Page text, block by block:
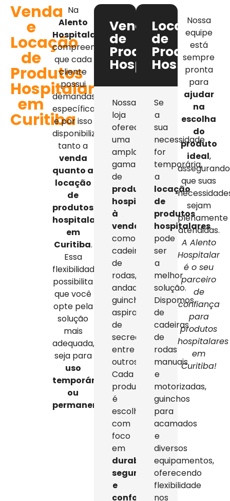
Venda
e
Locação
de
Produtos
Hospitalares
em
Curitiba
Na
Alento
Hospitalar
compreendemos
que cada
cliente
possui
demandas
específicas,
e por isso
disponibilizamos
tanto a
venda
quanto a
locação
de
produtos
hospitalares
em
Curitiba.
Essa
flexibilidade
possibilita
que você
opte pela
solução
mais
adequada,
seja para
uso
temporário
ou
permanente
Venda
de
Produtos
Hospitalares
Nossa
loja
oferece
uma
ampla
gama
de
produtos
hospitalares
à
venda
como
cadeiras
de
rodas,
andadores,
guinchos,
aspiradores
de
secreção,
entre
outros.
Cada
produto
é
escolhido
com
foco
em
durabilidade,
segurança
e
conforto
Locação
de
Produtos
Se
a
sua
necessidade
for
temporária,
a
locação
de
produtos
hospitalares
pode
ser
a
melhor
solução.
Dispomos
de
cadeiras
de
rodas
manuais
e
motorizadas,
guinchos
para
acamados
e
diversos
equipamentos,
oferecendo
flexibilidade
nos
Nossa
equipe
está
sempre
pronta
para
ajudar
na
escolha
do
produto
ideal,
assegurando
que suas
sejam
plenamente
atendidas.
A Alento
Hospitalar
é o seu
parceiro
de
confiança
para
produtos
hospitalares
em
Curitiba!